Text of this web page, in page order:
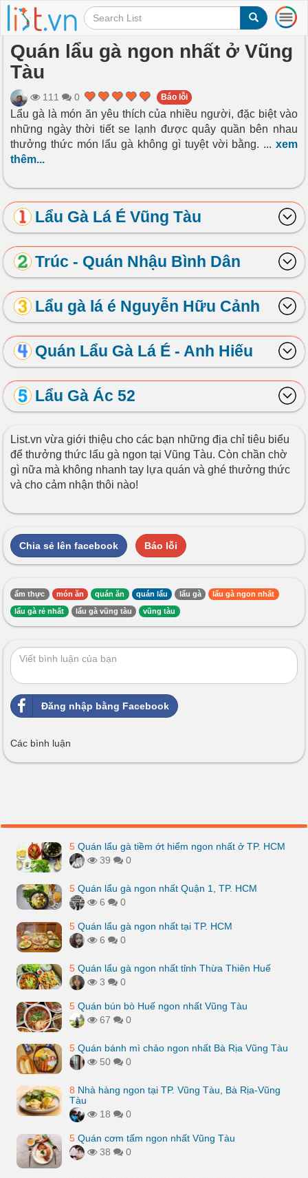
T
o
g
a
i
g
i
o
n
Quán lẩu gà ngon nhất ở Vũng
Tàu
111 0 Báo lỗi
Lẩu gà là món ăn yêu thích của nhiều người, đặc biệt vào
những ngày thời tiết se lạnh được quây quần bên nhau
thưởng thức món lẩu gà không gì tuyệt vời bằng. ...xem
thêm...
Lẩu Gà Lá É Vũng Tàu
Trúc - Quán Nhậu Bình Dân
Lẩu gà lá é Nguyễn Hữu Cảnh
Quán Lẩu Gà Lá É - Anh Hiếu
Lẩu Gà Ác 52
List.vn vừa giới thiệu cho các bạn những địa chỉ tiêu biểu
để thưởng thức lẩu gà ngon tại Vũng Tàu. Còn chần chờ
gì nữa mà không nhanh tay lựa quán và ghé thưởng thức
và cho cảm nhận thôi nào!
Chia sẻ lên facebook Báo lỗi
ẩm thực món ăn quán ăn quán lẩu lẩu gà lẩu gà ngon nhất
lẩu gà rẻ nhất lẩu gà vũng tàu vũng tàu
Đăng nhập bằng Facebook
Các bình luận
5 Quán lẩu gà tiềm ớt hiểm ngon nhất ở TP. HCM
39
0
5 Quán lẩu gà ngon nhất Quận 1, TP. HCM
6
0
5 Quán lẩu gà ngon nhất tại TP. HCM
6
0
5 Quán lẩu gà ngon nhất tỉnh Thừa Thiên Huế
3
0
5 Quán bún bò Huế ngon nhất Vũng Tàu
67
0
5 Quán bánh mì chảo ngon nhất Bà Rịa Vũng Tàu
50
0
8 Nhà hàng ngon tại TP. Vũng Tàu, Bà Rịa-Vũng
Tàu
18
0
5 Quán cơm tấm ngon nhất Vũng Tàu
38
0